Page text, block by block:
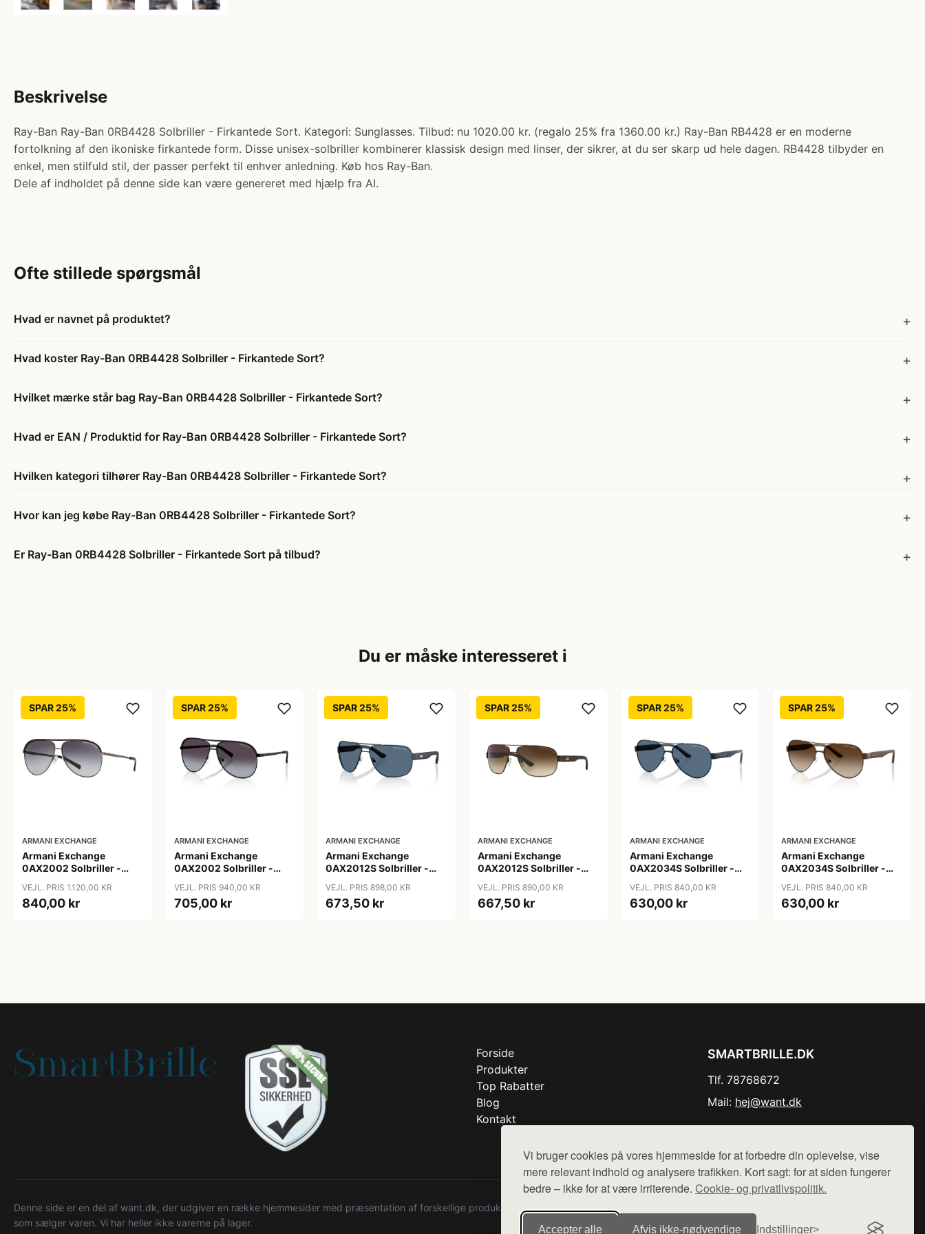
Vi bruger cookies på vores hjemmeside for at forbedre din oplevelse, vise
mere relevant indhold og analysere trafikken. Kort sagt: for at siden fungerer
bedre – ikke for at være irriterende. Cookie- og privatlivspolitik.
Accepter alle Afvis ikke‑nødvendige Indstillinger
Beskrivelse
Ray-Ban Ray-Ban 0RB4428 Solbriller - Firkantede Sort. Kategori: Sunglasses. Tilbud: nu 1020.00 kr. (regalo 25% fra 1360.00 kr.) Ray-Ban RB4428 er en moderne
fortolkning af den ikoniske firkantede form. Disse unisex-solbriller kombinerer klassisk design med linser, der sikrer, at du ser skarp ud hele dagen. RB4428 tilbyder en
enkel, men stilfuld stil, der passer perfekt til enhver anledning. Køb hos Ray-Ban.
Dele af indholdet på denne side kan være genereret med hjælp fra AI.
Ofte stillede spørgsmål
Hvad er navnet på produktet?
Hvad koster Ray-Ban 0RB4428 Solbriller - Firkantede Sort?
Hvilket mærke står bag Ray-Ban 0RB4428 Solbriller - Firkantede Sort?
Hvad er EAN / Produktid for Ray-Ban 0RB4428 Solbriller - Firkantede Sort?
Hvilken kategori tilhører Ray-Ban 0RB4428 Solbriller - Firkantede Sort?
Hvor kan jeg købe Ray-Ban 0RB4428 Solbriller - Firkantede Sort?
Er Ray-Ban 0RB4428 Solbriller - Firkantede Sort på tilbud?
Du er måske interesseret i
SPAR 25%
ARMANI EXCHANGE
Armani Exchange
0AX2002 Solbriller -
Polariserede Linser
VEJL. PRIS 1.120,00 KR
840,00 kr
SPAR 25%
ARMANI EXCHANGE
Armani Exchange
0AX2002 Solbriller -
VEJL. PRIS 940,00 KR
705,00 kr
SPAR 25%
ARMANI EXCHANGE
Armani Exchange
0AX2012S Solbriller -
VEJL. PRIS 898,00 KR
673,50 kr
SPAR 25%
ARMANI EXCHANGE
Armani Exchange
0AX2012S Solbriller -
VEJL. PRIS 890,00 KR
667,50 kr
SPAR 25%
ARMANI EXCHANGE
Armani Exchange
0AX2034S Solbriller -
VEJL. PRIS 840,00 KR
630,00 kr
SPAR 25%
ARMANI EXCHANGE
Armani Exchange
0AX2034S Solbriller -
VEJL. PRIS 840,00 KR
630,00 kr
Forside
Produkter
Top Rabatter
Blog
Kontakt
SMARTBRILLE.DK
Tlf. 78768672
Mail: hej@want.dk
Denne side er en del af want.dk, der udgiver en række hjemmesider med præsentation af forskellige produkter fra diverse webshops. Der sælges ikke varer fra denne side - vi henviser til de shops,
som sælger varen. Vi har heller ikke varerne på lager.